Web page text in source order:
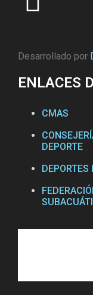
Desarrollado por
ENLACES
CMAS
DEPORTE
DEPORTES